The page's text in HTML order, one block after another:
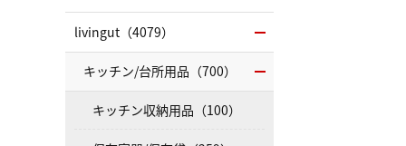
livingut（4079）
キッチン/台所用品（700）
キッチン収納用品（100）